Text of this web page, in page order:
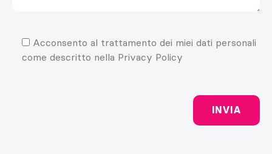
Acconsento al trattamento dei miei dati personali
come descritto nella Privacy Policy